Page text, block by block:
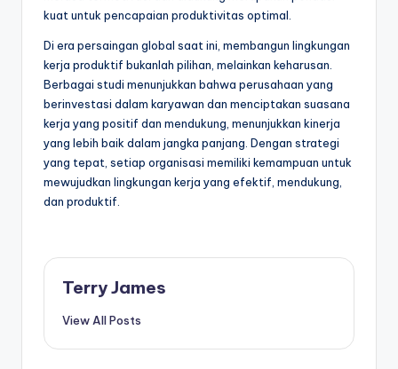
kuat untuk pencapaian produktivitas optimal.
Di era persaingan global saat ini, membangun lingkungan
kerja produktif bukanlah pilihan, melainkan keharusan.
Berbagai studi menunjukkan bahwa perusahaan yang
berinvestasi dalam karyawan dan menciptakan suasana
kerja yang positif dan mendukung, menunjukkan kinerja
yang lebih baik dalam jangka panjang. Dengan strategi
yang tepat, setiap organisasi memiliki kemampuan untuk
mewujudkan lingkungan kerja yang efektif, mendukung,
dan produktif.
Terry James
View All Posts